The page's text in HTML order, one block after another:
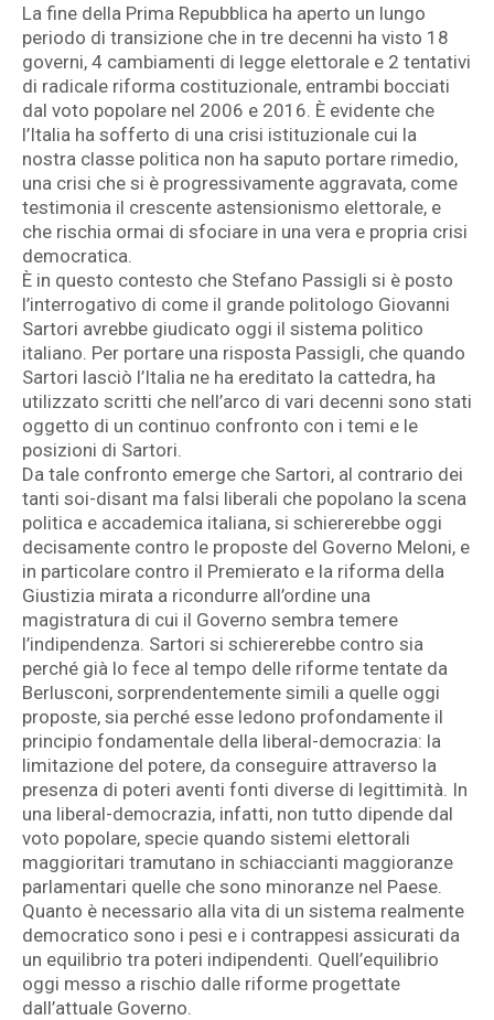
La fine della Prima Repubblica ha aperto un lungo
periodo di transizione che in tre decenni ha visto 18
governi, 4 cambiamenti di legge elettorale e 2 tentativi
di radicale riforma costituzionale, entrambi bocciati
dal voto popolare nel 2006 e 2016. È evidente che
l’Italia ha sofferto di una crisi istituzionale cui la
nostra classe politica non ha saputo portare rimedio,
una crisi che si è progressivamente aggravata, come
testimonia il crescente astensionismo elettorale, e
che rischia ormai di sfociare in una vera e propria crisi
democratica.
È in questo contesto che Stefano Passigli si è posto
l’interrogativo di come il grande politologo Giovanni
Sartori avrebbe giudicato oggi il sistema politico
italiano. Per portare una risposta Passigli, che quando
Sartori lasciò l’Italia ne ha ereditato la cattedra, ha
utilizzato scritti che nell’arco di vari decenni sono stati
oggetto di un continuo confronto con i temi e le
posizioni di Sartori.
Da tale confronto emerge che Sartori, al contrario dei
tanti soi-disant ma falsi liberali che popolano la scena
politica e accademica italiana, si schiererebbe oggi
decisamente contro le proposte del Governo Meloni, e
in particolare contro il Premierato e la riforma della
Giustizia mirata a ricondurre all’ordine una
magistratura di cui il Governo sembra temere
l’indipendenza. Sartori si schiererebbe contro sia
perché già lo fece al tempo delle riforme tentate da
Berlusconi, sorprendentemente simili a quelle oggi
proposte, sia perché esse ledono profondamente il
principio fondamentale della liberal-democrazia: la
limitazione del potere, da conseguire attraverso la
presenza di poteri aventi fonti diverse di legittimità. In
una liberal-democrazia, infatti, non tutto dipende dal
voto popolare, specie quando sistemi elettorali
maggioritari tramutano in schiaccianti maggioranze
parlamentari quelle che sono minoranze nel Paese.
Quanto è necessario alla vita di un sistema realmente
democratico sono i pesi e i contrappesi assicurati da
un equilibrio tra poteri indipendenti. Quell’equilibrio
oggi messo a rischio dalle riforme progettate
dall’attuale Governo.